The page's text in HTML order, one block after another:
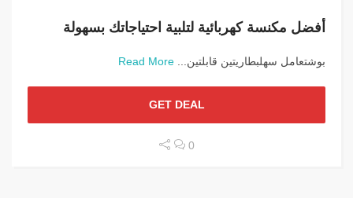
أفضل مكنسة كهربائية لتلبية احتياجاتك بسهولة
بوشتعامل سهلبطاريتين قابلتين... Read More
GET DEAL
0